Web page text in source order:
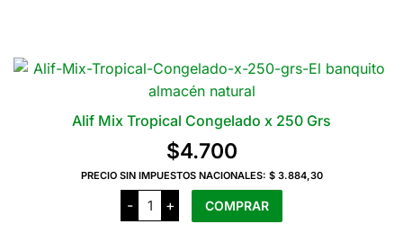
del
producto
Alif Mix Tropical Congelado x 250 Grs
$4.700
PRECIO SIN IMPUESTOS NACIONALES: $ 3.884,30
-
Alif
Mix
Tropical
+ COMPRAR